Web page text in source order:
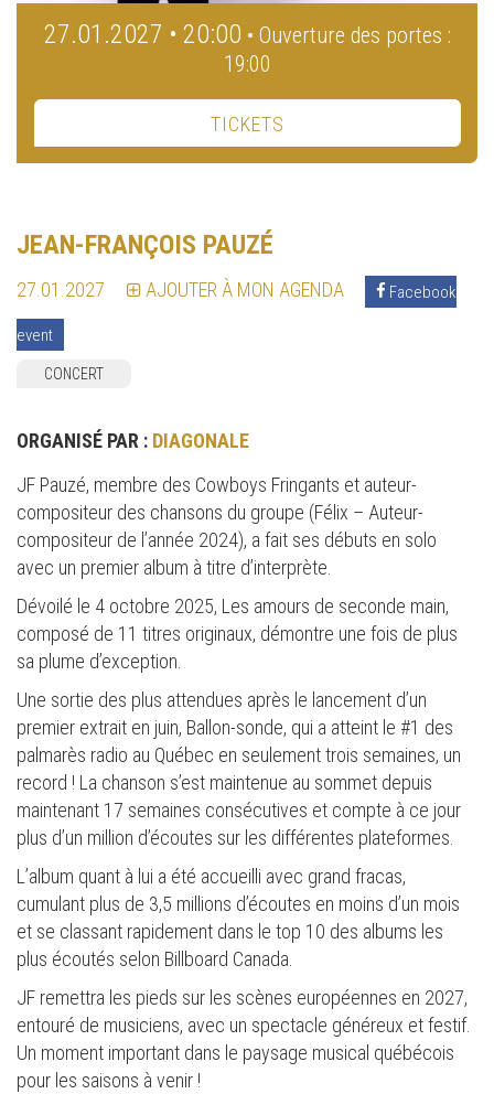
27.01.2027 • 20:00 • Ouverture des portes :
19:00
TICKETS
JEAN-FRANÇOIS PAUZÉ
27.01.2027 AJOUTER À MON AGENDA Facebook
event
CONCERT
ORGANISÉ PAR : DIAGONALE
JF Pauzé, membre des Cowboys Fringants et auteur-
compositeur des chansons du groupe (Félix – Auteur-
compositeur de l’année 2024), a fait ses débuts en solo
avec un premier album à titre d’interprète.
Dévoilé le 4 octobre 2025, Les amours de seconde main,
composé de 11 titres originaux, démontre une fois de plus
sa plume d’exception.
Une sortie des plus attendues après le lancement d’un
premier extrait en juin, Ballon-sonde, qui a atteint le #1 des
palmarès radio au Québec en seulement trois semaines, un
record ! La chanson s’est maintenue au sommet depuis
maintenant 17 semaines consécutives et compte à ce jour
plus d’un million d’écoutes sur les différentes plateformes.
L’album quant à lui a été accueilli avec grand fracas,
cumulant plus de 3,5 millions d’écoutes en moins d’un mois
et se classant rapidement dans le top 10 des albums les
plus écoutés selon Billboard Canada.
JF remettra les pieds sur les scènes européennes en 2027,
entouré de musiciens, avec un spectacle généreux et festif.
Un moment important dans le paysage musical québécois
pour les saisons à venir !